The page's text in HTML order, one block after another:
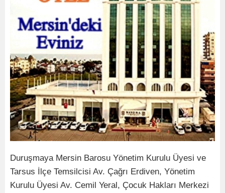
Duruşmaya Mersin Barosu Yönetim Kurulu Üyesi ve
Tarsus İlçe Temsilcisi Av. Çağrı Erdiven, Yönetim
Kurulu Üyesi Av. Cemil Yeral, Çocuk Hakları Merkezi